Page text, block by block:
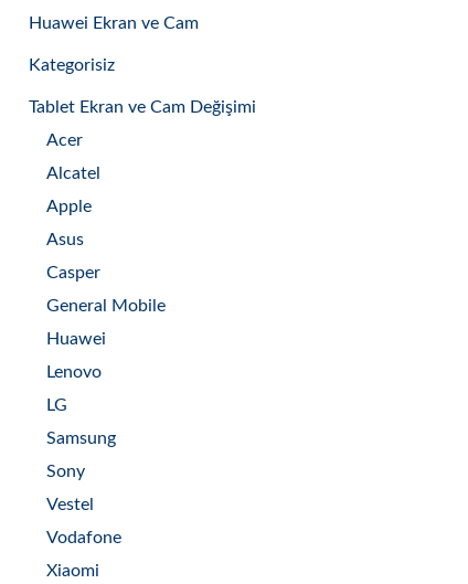
Huawei Ekran ve Cam
Kategorisiz
Tablet Ekran ve Cam Değişimi
Acer
Alcatel
Apple
Asus
Casper
General Mobile
Huawei
Lenovo
LG
Samsung
Sony
Vestel
Vodafone
Xiaomi